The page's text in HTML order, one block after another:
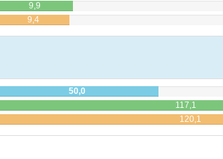
9,9
9,4
50,0
117,1
120,1